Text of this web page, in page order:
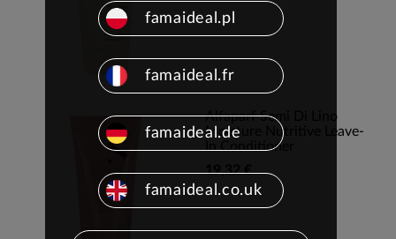
Alfaparf Semi Di Lino
Moisture Nutritive Leave-
In Conditioner
19,32 €
famaideal.pl
famaideal.fr
famaideal.de
famaideal.co.uk